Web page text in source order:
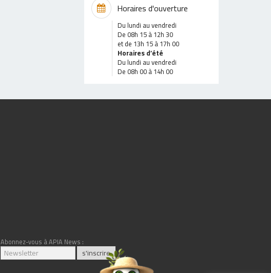
Horaires d'ouverture
Du lundi au vendredi
De 08h 15 à 12h 30
et de 13h 15 à 17h 00
Horaires d’été
Du lundi au vendredi
De 08h 00 à 14h 00
Abonnez-vous à APIA News :